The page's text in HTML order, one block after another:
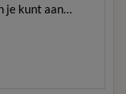
je kunt aan…